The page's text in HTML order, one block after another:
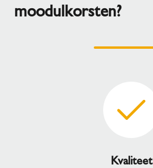
moodulkorsten?
Kvaliteet